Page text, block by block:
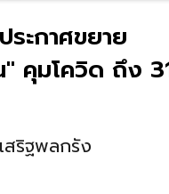
ระกาศขยาย
คุมโควิด ถึง
สริฐพลกรัง